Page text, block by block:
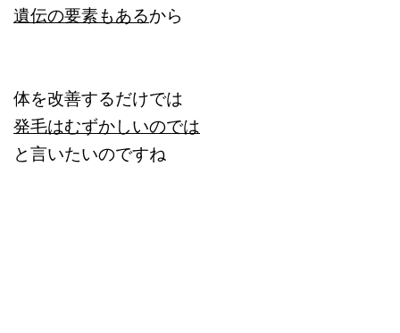
遺伝の要素もあるから
体を改善するだけでは
発毛はむずかしいのでは
と言いたいのですね